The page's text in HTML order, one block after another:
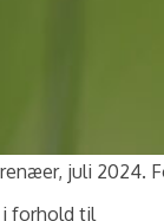
juli 2024.
i forhold til